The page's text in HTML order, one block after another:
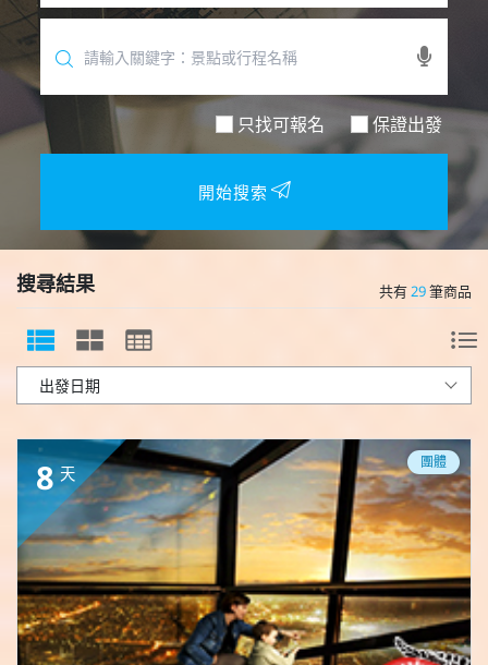
只找可報名 保證出發
開始搜索
搜尋結果 共有29筆商品
8 天
團體